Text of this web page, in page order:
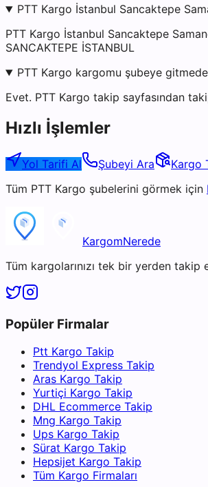
PTT Kargo İstanbul Sancaktepe
PTT Kargo İstanbul Sancaktepe
SANCAKTEPE İSTANBUL
PTT Kargo kargomu şubeye
Evet. PTT Kargo takip sayfasından
Hızlı İşlemler
Yol Tarifi Al Şubeyi Ara
Kargo
Tüm PTT Kargo şubelerini görmek için
KargomNerede
Tüm kargolarınızı tek bir yerden takip
Popüler Firmalar
Ptt Kargo Takip
Trendyol Express Takip
Aras Kargo Takip
Yurtiçi Kargo Takip
DHL Ecommerce Takip
Mng Kargo Takip
Ups Kargo Takip
Sürat Kargo Takip
Hepsijet Kargo Takip
Tüm Kargo Firmaları